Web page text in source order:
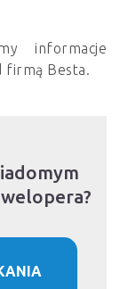
informacje
firmą Besta.